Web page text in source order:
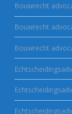
Bouwrecht
Bouwrecht
Bouwrecht